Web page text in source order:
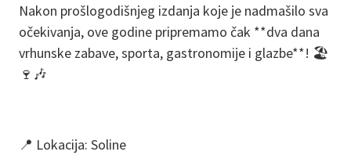
Nakon prošlogodišnjeg izdanja koje je nadmašilo sva
očekivanja, ove godine pripremamo čak **dva dana
vrhunske zabave, sporta, gastronomije i glazbe**! 🏖️
🍷🎶
📍 Lokacija: Soline